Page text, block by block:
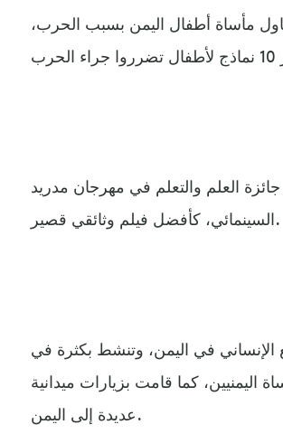
مأساة أطفال اليمن بسبب الحرب،
في جائزة العلم والتعلم في مهرجان مدريد
السينمائي، كأفضل فيلم وثائقي قصير.
الإنساني في اليمن، وتنشط بكثرة في
اليمنيين، كما قامت بزيارات ميدانية
عديدة إلى اليمن.